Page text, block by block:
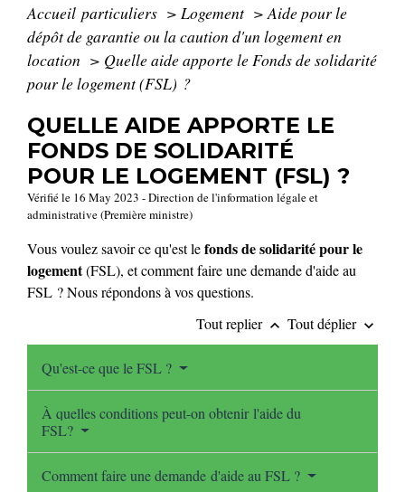
Accueil particuliers > Logement > Aide pour le
dépôt de garantie ou la caution d'un logement en
location > Quelle aide apporte le Fonds de solidarité
pour le logement (FSL) ?
QUELLE AIDE APPORTE LE
FONDS DE SOLIDARITÉ
POUR LE LOGEMENT (FSL) ?
Vérifié le 16 May 2023 - Direction de l'information légale et
administrative (Première ministre)
Vous voulez savoir ce qu'est lefonds de solidarité pour le
logement(FSL), et comment faire une demande d'aide au
FSL ? Nous répondons à vos questions.
Tout replier keyboard_arrow_up Tout déplier keyboard_arrow_down
Qu'est-ce que le FSL ?
À quelles conditions peut-on obtenir l'aide du
FSL?
Comment faire une demande d'aide au FSL ?